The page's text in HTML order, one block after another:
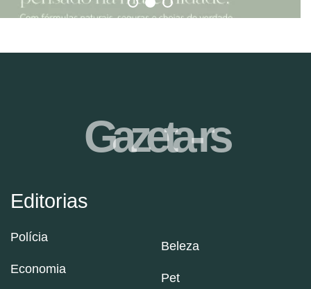
Editorias
Polícia
Economia
Beleza
Pet
Gazeta-rs